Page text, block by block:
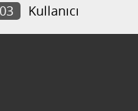
Kullanıcı